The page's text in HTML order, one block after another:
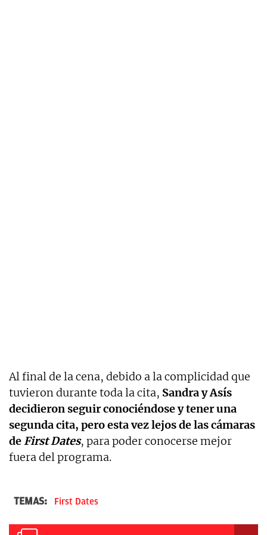
Al final de la cena, debido a la complicidad que
tuvieron durante toda la cita, Sandra y Asís
decidieron seguir conociéndose y tener una
segunda cita, pero esta vez lejos de las cámaras
deFirst Dates, para poder conocerse mejor
fuera del programa.
TEMAS: First Dates